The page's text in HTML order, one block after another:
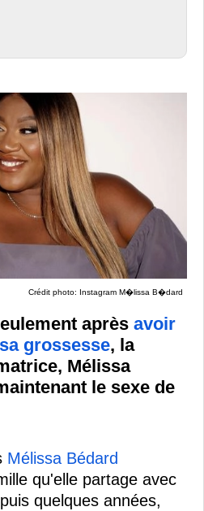
Crédit photo: Instagram M�lissa B�dard
après avoir
grossesse, la
Mélissa
le sexe de
Mélissa Bédard
qu'elle partage avec
quelques années,